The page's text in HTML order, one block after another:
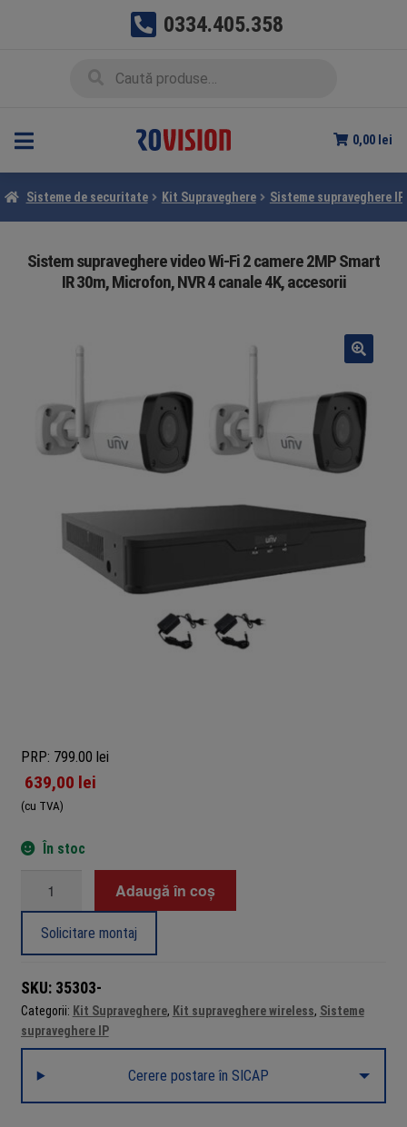
0334.405.358
0,00 lei
Sisteme de securitate Kit Supraveghere Sisteme supraveghere IP
Sistem supraveghere video Wi-Fi 2 camere 2MP Smart
IR 30m, Microfon, NVR 4 canale 4K, accesorii
PRP: 799.00 lei
639,00 lei
(cu TVA)
În stoc
supraveghere
Fi
2
camere
Smart
IR
Adaugă în coș
Solicitare montaj
SKU: 35303-
Categorii: Kit Supraveghere, Kit supraveghere wireless, Sisteme
supraveghere IP
Cerere postare în SICAP